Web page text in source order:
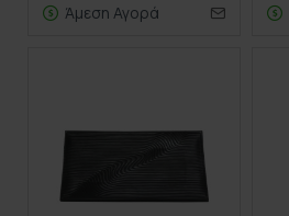
Άμεση Αγορά